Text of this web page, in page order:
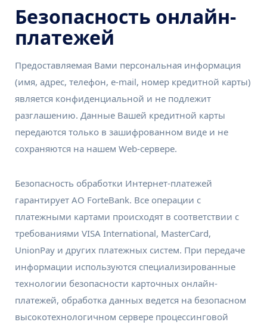
Безопасность онлайн-
платежей
Предоставляемая Вами персональная информация
(имя, адрес, телефон, e-mail, номер кредитной карты)
является конфиденциальной и не подлежит
разглашению. Данные Вашей кредитной карты
передаются только в зашифрованном виде и не
сохраняются на нашем Web-сервере.
Безопасность обработки Интернет-платежей
гарантирует АО ForteBank. Все операции с
платежными картами происходят в соответствии с
требованиями VISA International, MasterCard,
UnionPay и других платежных систем. При передаче
информации используются специализированные
технологии безопасности карточных онлайн-
платежей, обработка данных ведется на безопасном
высокотехнологичном сервере процессинговой